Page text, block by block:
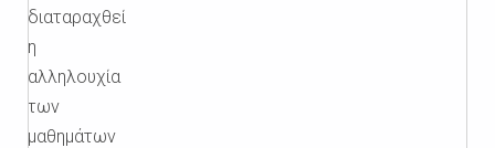
διαταραχθεί
η
αλληλουχία
των
μαθημάτων